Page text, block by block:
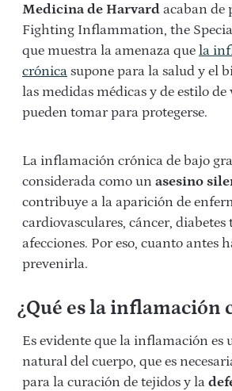
Medicina de Harvard acaban de
Fighting Inflammation, the
que muestra la amenaza que la
crónica supone para la salud y el
las medidas médicas y de estilo de
pueden tomar para protegerse.
La inflamación crónica de bajo
considerada como un asesino
contribuye a la aparición de
cardiovasculares, cáncer, diabetes
afecciones. Por eso, cuanto antes
prevenirla.
¿Qué es la inflamación
Es evidente que la inflamación es
natural del cuerpo, que es
para la curación de tejidos y la